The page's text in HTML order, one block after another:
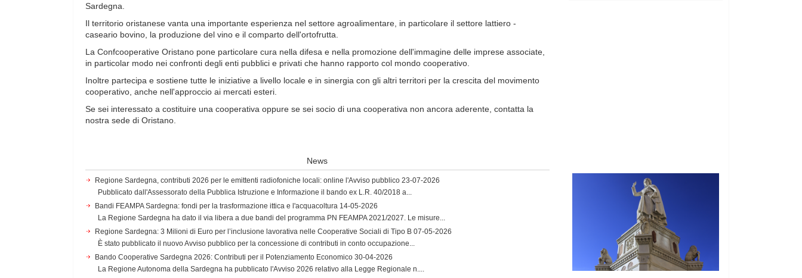
Sardegna.
Il territorio oristanese vanta una importante esperienza nel settore agroalimentare, in particolare il settore lattiero -
caseario bovino, la produzione del vino e il comparto dell'ortofrutta.
La Confcooperative Oristano pone particolare cura nella difesa e nella promozione dell'immagine delle imprese associate,
in particolar modo nei confronti degli enti pubblici e privati che hanno rapporto col mondo cooperativo.
Inoltre partecipa e sostiene tutte le iniziative a livello locale e in sinergia con gli altri territori per la crescita del movimento
cooperativo, anche nell'approccio ai mercati esteri.
Se sei interessato a costituire una cooperativa oppure se sei socio di una cooperativa non ancora aderente, contatta la
nostra sede di Oristano.
News
Regione Sardegna, contributi 2026 per le emittenti radiofoniche locali: online l'Avviso pubblico 23-07-2026
Pubblicato dall'Assessorato della Pubblica Istruzione e Informazione il bando ex L.R. 40/2018 a...
Bandi FEAMPA Sardegna: fondi per la trasformazione ittica e l'acquacoltura 14-05-2026
La Regione Sardegna ha dato il via libera a due bandi del programma PN FEAMPA 2021/2027. Le misure...
Regione Sardegna: 3 Milioni di Euro per l’inclusione lavorativa nelle Cooperative Sociali di Tipo B 07-05-2026
È stato pubblicato il nuovo Avviso pubblico per la concessione di contributi in conto occupazione...
Bando Cooperative Sardegna 2026: Contributi per il Potenziamento Economico 30-04-2026
La Regione Autonoma della Sardegna ha pubblicato l'Avviso 2026 relativo alla Legge Regionale n....